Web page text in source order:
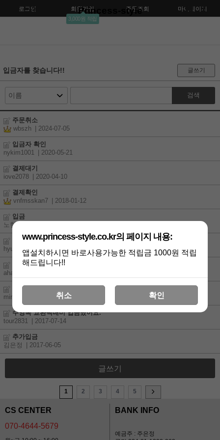
로그인 회원가입
3,000원 적립
주문조회 마이페이지
Princess-style
입금자를 찾습니다!! 글쓰기
검색
주문취소
wbszh
| 2024-07-05
입금자 확인
nykim1001
| 2020-05-21
결제대기
iove2078
| 2020-04-10
결제확인
vnfmsskan7
| 2018-01-12
입금
노현정
입금확인
hyun830313 | 2017-09-12
입금확인 된건가용??
ahahsksk
입급했어요
minje0308
| 2017-08-28
수영복 교환택배비 입금했어요.
tour2831
| 2017-07-14
추가입금
김은정
| 2017-06-05
글쓰기
1 2 3 4 5
CS CENTER
070-4644-5679
BANK INFO
예금주 : 주은정
www.princess-style.co.kr의 페이지 내용:
앱설치하시면 바로사용가능한 적립금 1000원 적립
해드립니다!!
취소 확인